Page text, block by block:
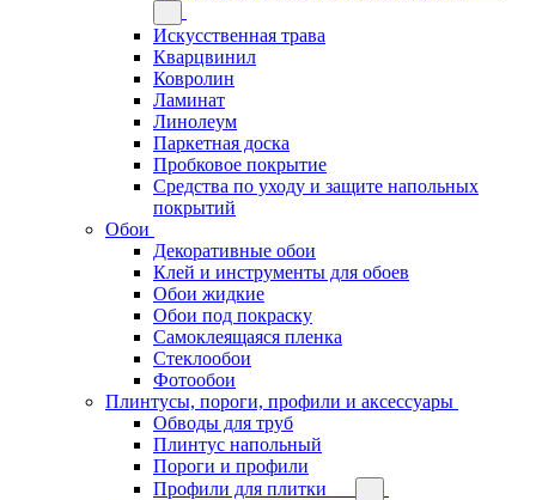
Искусственная трава
Кварцвинил
Ковролин
Ламинат
Линолеум
Паркетная доска
Пробковое покрытие
Средства по уходу и защите напольных
покрытий
Обои
Декоративные обои
Клей и инструменты для обоев
Обои жидкие
Обои под покраску
Самоклеящаяся пленка
Стеклообои
Фотообои
Плинтусы, пороги, профили и аксессуары
Обводы для труб
Плинтус напольный
Пороги и профили
Профили для плитки